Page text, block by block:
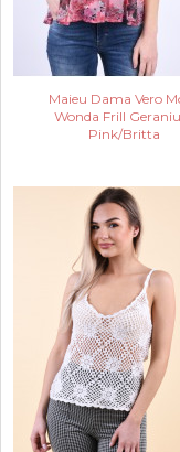
Maieu Dama Vero
Wonda Frill
Pink/Britta